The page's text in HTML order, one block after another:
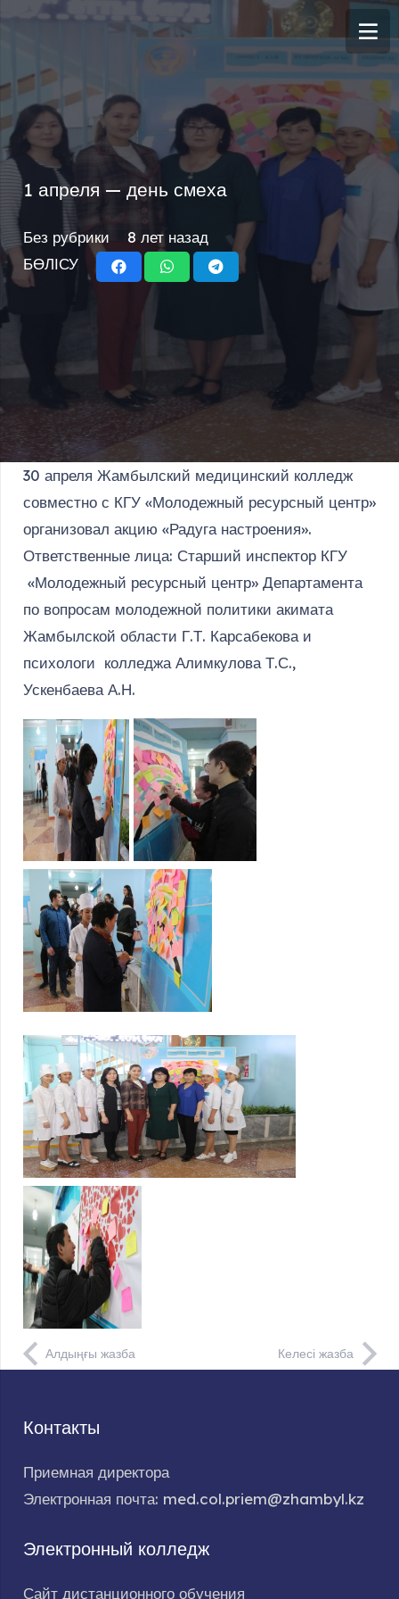
1 апреля — день смеха
Без рубрики
8 лет назад
БӨЛІСУ
30 апреля Жамбылский медицинский колледж
совместно с КГУ «Молодежный ресурсный центр»
организовал акцию «Радуга настроения».
Ответственные лица: Старший инспектор КГУ
«Молодежный ресурсный центр» Департамента
по вопросам молодежной политики акимата
Жамбылской области Г.Т. Карсабекова и
психологи колледжа Алимкулова Т.С.,
Ускенбаева А.Н.
Алдыңғы жазба Келесі жазба
Контакты
Приемная директора
Электронная почта: med.col.priem@zhambyl.kz
Электронный колледж
Сайт дистанционного обучения